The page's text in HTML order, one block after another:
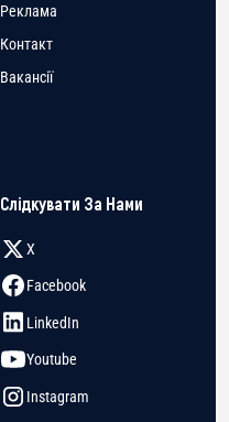
Реклама
Контакт
Вакансії
Слідкувати За Нами
X
Facebook
LinkedIn
Youtube
Instagram